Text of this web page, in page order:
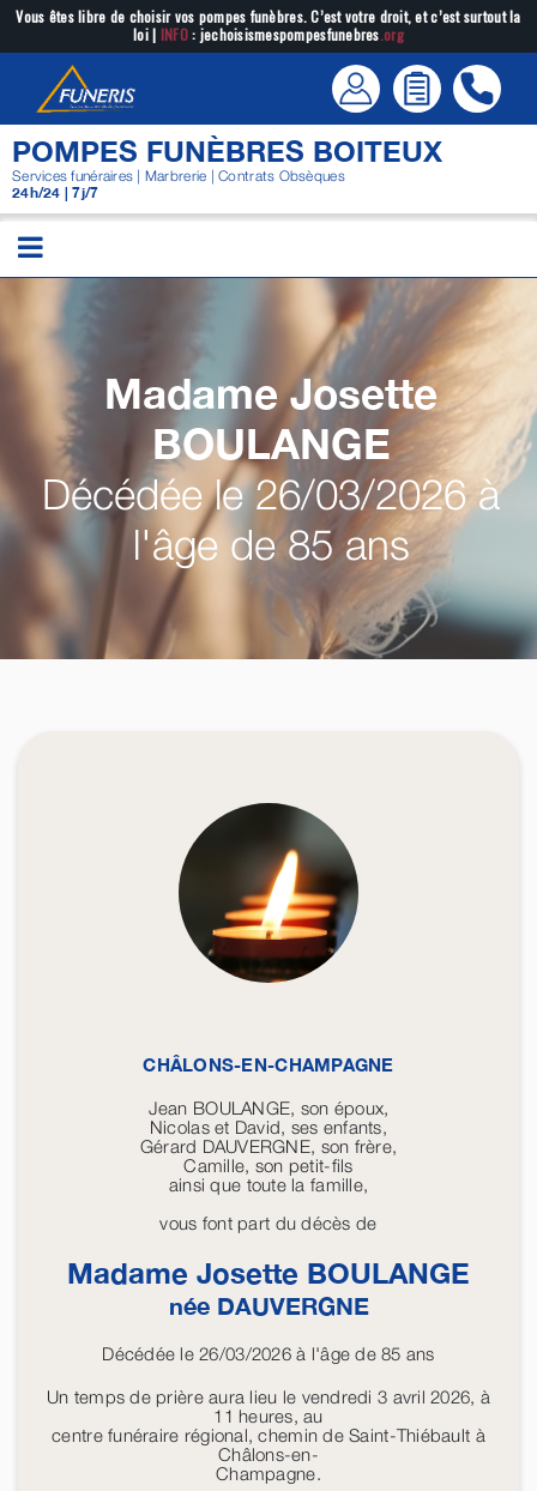
Passer
contenu
Vous êtes libre de choisir vos pompes funèbres. C’est votre droit, et c’est surtout la
loi | INFO: jechoisismespompesfunebres.org
POMPES FUNÈBRES BOITEUX
Services funéraires | Marbrerie | Contrats Obsèques
24h/24 | 7j/7
Madame Josette
BOULANGE
Décédée le 26/03/2026 à
l'âge de 85 ans
CHÂLONS-EN-CHAMPAGNE
Jean BOULANGE, son époux,
Nicolas et David, ses enfants,
Gérard DAUVERGNE, son frère,
Camille, son petit-fils
ainsi que toute la famille,
vous font part du décès de
Madame Josette BOULANGE
née DAUVERGNE
Décédée le 26/03/2026 à l'âge de 85 ans
Un temps de prière aura lieu le vendredi 3 avril 2026, à
11 heures, au
centre funéraire régional, chemin de Saint-Thiébault à
Châlons-en-
Champagne.